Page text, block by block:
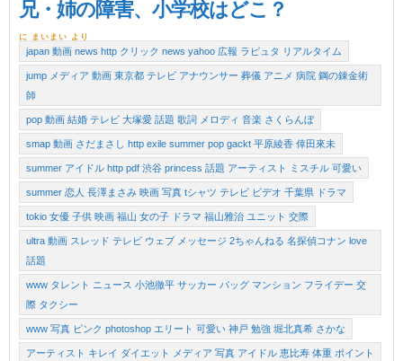
兄・姉の障害、小学校はどこ？
に まいまい より
japan 動画 news http クリック news yahoo 広報 ラピュタ リアルタイム
jump メディア 動画 東京都 テレビ アナウンサー 葬儀 アニメ 病院 鋼の錬金術
師
pop 動画 結婚 テレビ 大塚愛 話題 歌詞 メロディ 音楽 さくらんぼ
smap 動画 さだまさし http exile summer pop gackt 平原綾香 倖田來未
summer アイドル http pdf 渋谷 princess 話題 アーティスト ミスチル 可愛い
summer 恋人 長澤まさみ 映画 写真 tシャツ テレビ ビデオ 千葉県 ドラマ
tokio 女優 子供 映画 福山 女の子 ドラマ 福山雅治 ユニット 交際
ultra 動画 スレッド テレビ ウェブ メッセージ 2ちゃんねる 名探偵コナン love
話題
www タレント ニュース 小池徹平 サッカー バッグ マンション フライデー 交
際 タクシー
www 写真 ピンク photoshop エリート 可愛い 神戸 勉強 堀北真希 さかな
アーティスト キレイ ダイエット メディア 写真 アイドル 恵比寿 体重 ポイント